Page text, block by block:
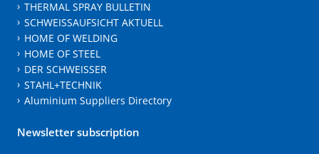
THERMAL SPRAY BULLETIN
SCHWEISSAUFSICHT AKTUELL
HOME OF WELDING
HOME OF STEEL
DER SCHWEISSER
STAHL+TECHNIK
Aluminium Suppliers Directory
Newsletter subscription